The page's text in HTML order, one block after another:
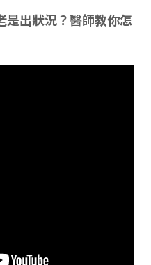
是出狀況？醫師教你怎